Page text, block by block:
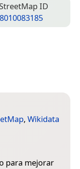
ID
, Wikidata
para mejorar